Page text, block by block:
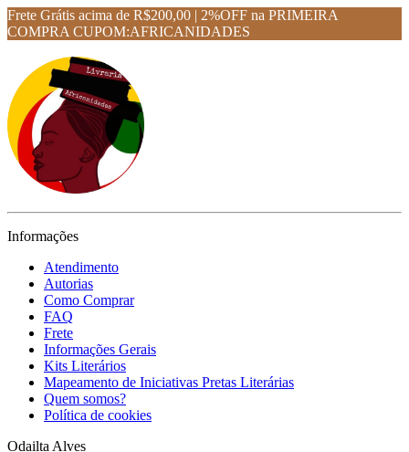
Frete Grátis acima de R$200,00 | 2%OFF na PRIMEIRA
COMPRA CUPOM:AFRICANIDADES
Informações
Atendimento
Autorias
Como Comprar
FAQ
Frete
Informações Gerais
Kits Literários
Mapeamento de Iniciativas Pretas Literárias
Quem somos?
Política de cookies
Odailta Alves